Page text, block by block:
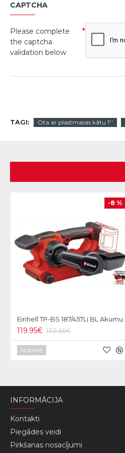
CAPTCHA
Please complete
the captcha
validation below
TAGI: Ota ar plastmasas kātu 1''
-8 %
119.95€ 130.65€
Nopirkt
INFORMĀCIJA
Kontakti
Piegādes veidi
Pirkšanas nosacījumi